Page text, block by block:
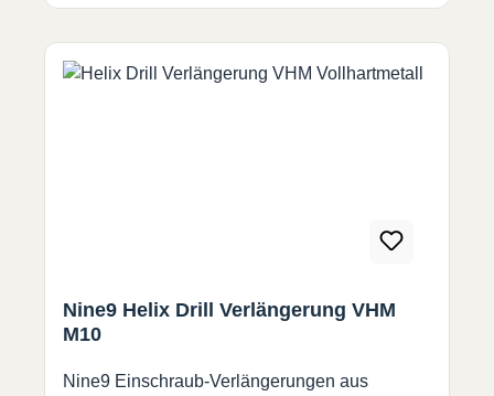
Nine9 Helix Drill Verlängerung VHM
M10
Nine9 Einschraub-Verlängerungen aus